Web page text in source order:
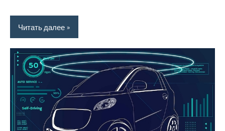
Читать далее